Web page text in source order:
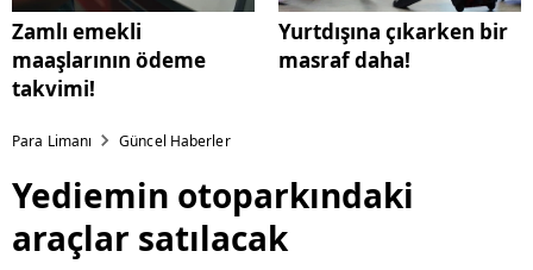
Zamlı emekli
maaşlarının ödeme
takvimi!
Yurtdışına çıkarken bir
masraf daha!
Para Limanı Güncel Haberler
Yediemin otoparkındaki
araçlar satılacak